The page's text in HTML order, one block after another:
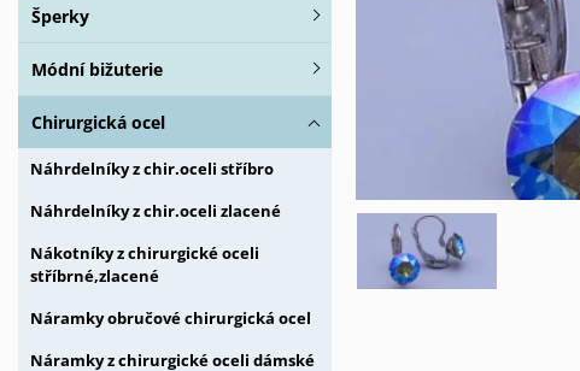
Šperky
Módní bižuterie
Chirurgická ocel
Náhrdelníky z chir.oceli stříbro
Náhrdelníky z chir.oceli zlacené
Nákotníky z chirurgické oceli
stříbrné,zlacené
Náramky obručové chirurgická ocel
Náramky z chirurgické oceli dámské